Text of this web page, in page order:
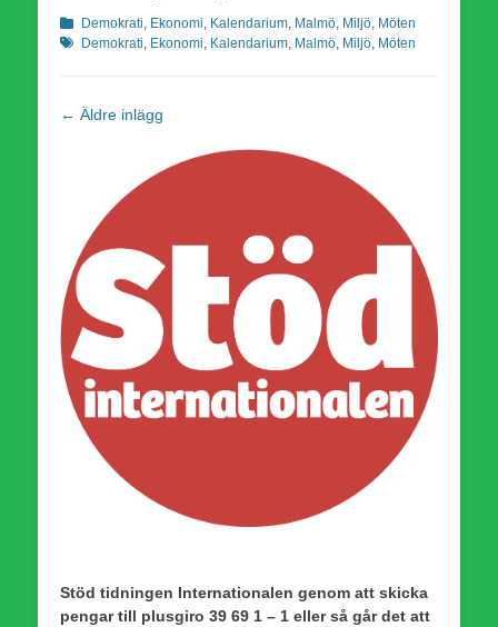
Kategorier
Demokrati Ekonomi Kalendarium Malmö Miljö Möten
Demokrati Ekonomi Kalendarium Malmö Miljö Möten
Inläggsnavigering
← Äldre inlägg
Stöd tidningen Internationalen genom att skicka
pengar till plusgiro 39 69 1 – 1 eller så går det att